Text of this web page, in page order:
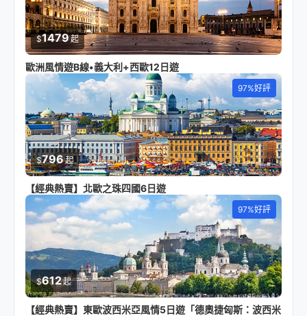
$1479起
歐洲風情遊B線•義大利+西歐12日遊
97%好評
$796起
【經典熱賣】北歐之珠四國6日遊
97%好評
$612起
【經典熱賣】東歐波西米亞風情5日遊「德奧捷匈斯：波西米